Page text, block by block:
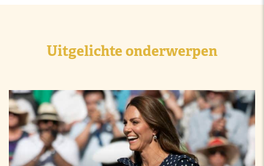
Uitgelichte onderwerpen